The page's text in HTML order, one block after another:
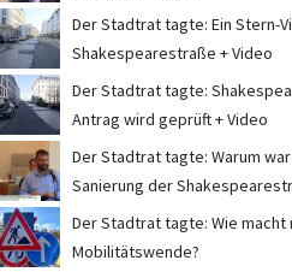
Der Stadtrat tagte: Ein Stern-
Shakespearestraße + Video
Der Stadtrat tagte:
Antrag wird geprüft + Video
Der Stadtrat tagte: Warum
Sanierung der
Der Stadtrat tagte: Wie macht
Mobilitätswende?